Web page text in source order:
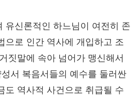
유신론적인 하느님이 여전히 존
으로 인간 역사에 개입하고 조
짓말에 속아 넘어가 맹신해서
서 복음서들의 예수를 둘러싼
도 역사적 사건으로 취급될 수